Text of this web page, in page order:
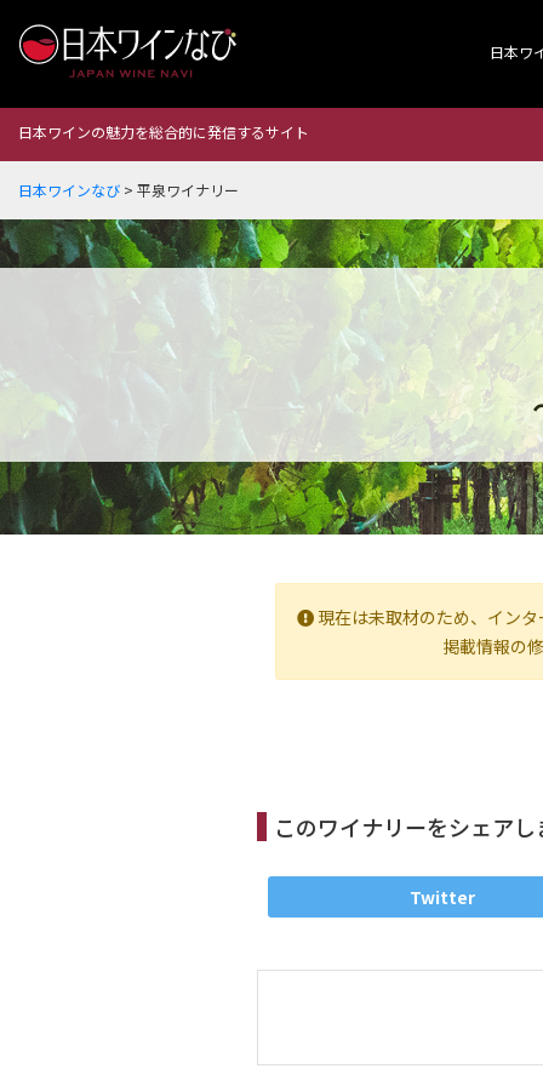
日本ワ
日本ワインの魅力を総合的に発信するサイト
日本ワインなび > 平泉ワイナリー
現在は未取材のため、イン
掲載情報の
このワイナリーをシェア
Twitter